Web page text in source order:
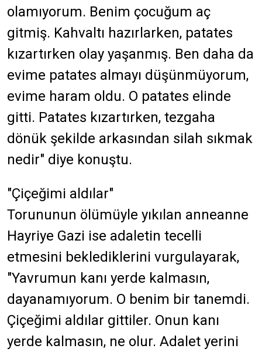
olamıyorum. Benim çocuğum aç
gitmiş. Kahvaltı hazırlarken, patates
kızartırken olay yaşanmış. Ben daha da
evime patates almayı düşünmüyorum,
evime haram oldu. O patates elinde
gitti. Patates kızartırken, tezgaha
dönük şekilde arkasından silah sıkmak
nedir" diye konuştu.
"Çiçeğimi aldılar"
Torununun ölümüyle yıkılan anneanne
Hayriye Gazi ise adaletin tecelli
etmesini beklediklerini vurgulayarak,
"Yavrumun kanı yerde kalmasın,
dayanamıyorum. O benim bir tanemdi.
Çiçeğimi aldılar gittiler. Onun kanı
yerde kalmasın, ne olur. Adalet yerini